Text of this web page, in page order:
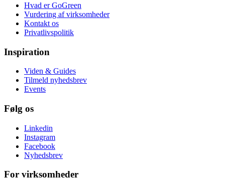
Hvad er GoGreen
Vurdering af virksomheder
Kontakt os
Privatlivspolitik
Inspiration
Viden & Guides
Tilmeld nyhedsbrev
Events
Følg os
Linkedin
Instagram
Facebook
Nyhedsbrev
For virksomheder